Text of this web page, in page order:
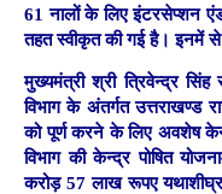
61 नालों के लिए इंटरसेप्शन एंड
तहत स्वीकृत की गई है। इनमें से
मुख्यमंत्री श्री त्रिवेन्द्र
विभाग के अंतर्गत उत्तराखण्ड
को पूर्ण करने के लिए अवशेष
विभाग की केन्द्र पोषित
करोड़ 57 लाख रूपए